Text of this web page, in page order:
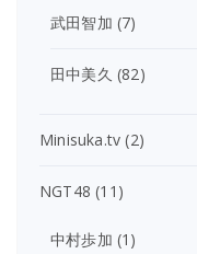
武田智加 (7)
田中美久 (82)
Minisuka.tv (2)
NGT48 (11)
中村歩加 (1)